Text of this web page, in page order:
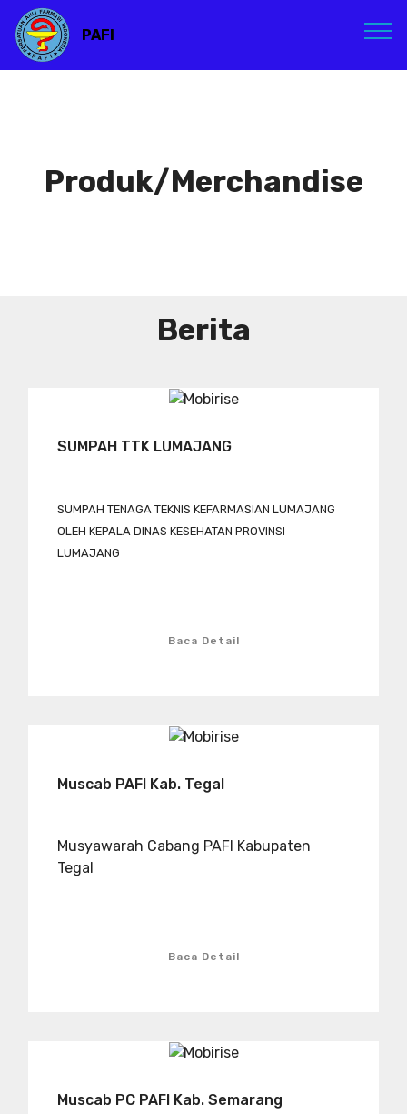
PAFI
Produk/Merchandise
Berita
SUMPAH TTK LUMAJANG
SUMPAH TENAGA TEKNIS KEFARMASIAN LUMAJANG
OLEH KEPALA DINAS KESEHATAN PROVINSI
LUMAJANG
Baca Detail
Muscab PAFI Kab. Tegal
Musyawarah Cabang PAFI Kabupaten
Tegal
Baca Detail
Muscab PC PAFI Kab. Semarang